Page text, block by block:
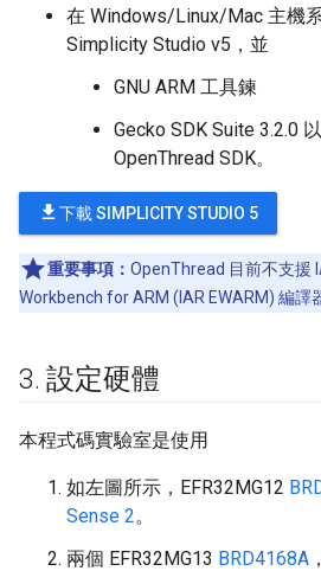
在 Windows/Linux/Mac 主機
Simplicity Studio v5，並
GNU ARM 工具鍊
Gecko SDK Suite 3.2.0
OpenThread SDK。
file_download下載 SIMPLICITY STUDIO 5
重要事項： OpenThread 目前不支援
Workbench for ARM (IAR EWARM) 編譯
3. 設定硬體
本程式碼實驗室是使用
如左圖所示，EFR32MG12
Sense 2。
兩個 EFR32MG13 BRD4168A